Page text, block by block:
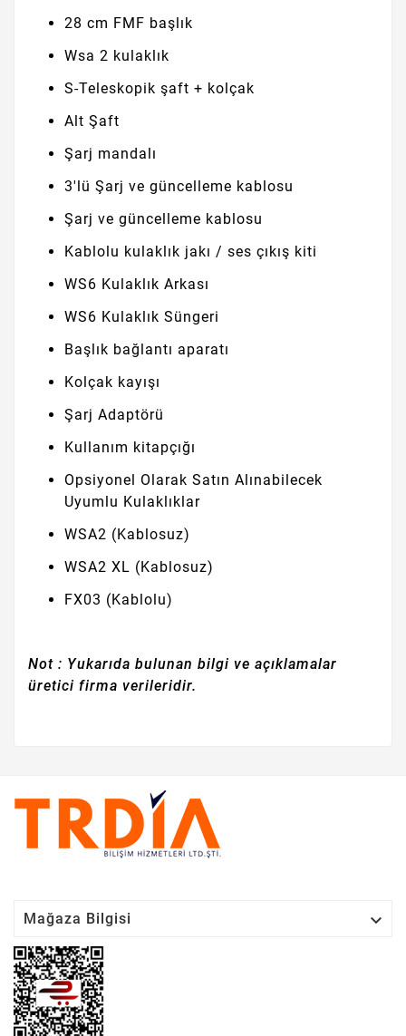
28 cm FMF başlık
Wsa 2 kulaklık
S-Teleskopik şaft + kolçak
Alt Şaft
Şarj mandalı
3'lü Şarj ve güncelleme kablosu
Şarj ve güncelleme kablosu
Kablolu kulaklık jakı / ses çıkış kiti
WS6 Kulaklık Arkası
WS6 Kulaklık Süngeri
Başlık bağlantı aparatı
Kolçak kayışı
Şarj Adaptörü
Kullanım kitapçığı
Opsiyonel Olarak Satın Alınabilecek
Uyumlu Kulaklıklar
WSA2 (Kablosuz)
WSA2 XL (Kablosuz)
FX03 (Kablolu)
Not : Yukarıda bulunan bilgi ve açıklamalar
üretici firma verileridir.
Mağaza Bilgisi 